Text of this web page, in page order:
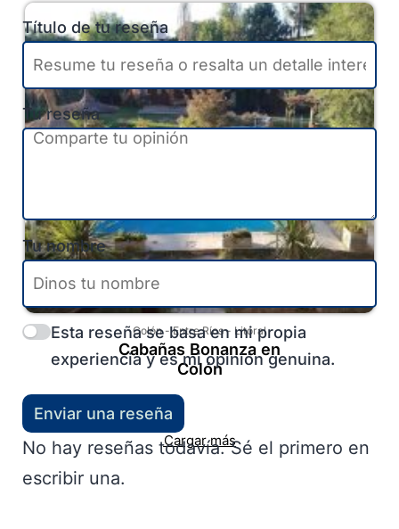
Colón-Entre Ríos- Litoral
Cabañas Bonanza en
Colón
Cargar más
Título de tu reseña
Tu reseña
Tu nombre
Esta reseña se basa en mi propia
experiencia y es mi opinión genuina.
Enviar una reseña
No hay reseñas todavía. Sé el primero en
escribir una.